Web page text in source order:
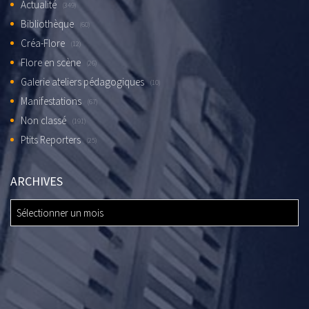
Actualité (349)
Bibliothèque (60)
Créa-Flore (12)
Flore en scène (26)
Galerie ateliers pédagogiques (10)
Manifestations (67)
Non classé (191)
Ptits Reporters (25)
ARCHIVES
ARCHIVES